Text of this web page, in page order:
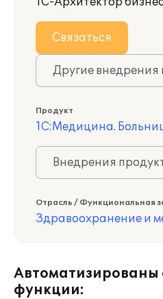
Связаться
Другие внедрения
Продукт
1С:Медицина.
Внедрения
Отрасль / Функциональная
Здравоохранение и
функции: